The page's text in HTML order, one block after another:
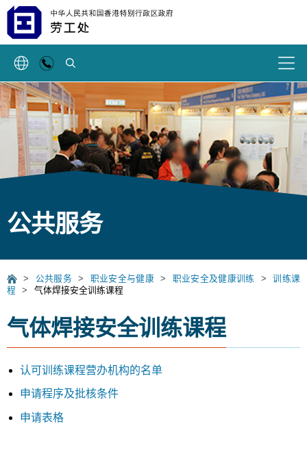
搜索
公共服务
> 公共服务 > 职业安全与健康 > 职业安全及健康训练 >
训练课
程
> 气体焊接安全训练课程
气体焊接安全训练课程
认可训练课程营办机构的名单
申请程序及批核条件
申请表格